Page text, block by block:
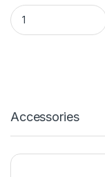
ΦΡΑΠΙΕΡΑ MIX-
Accessories